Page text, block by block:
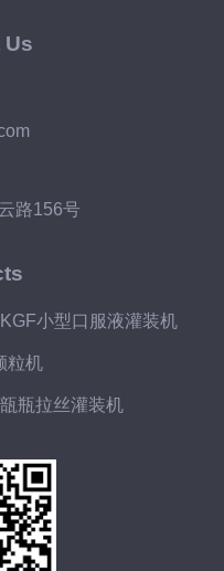
Us
路156号
KGF小型口服液灌装机
粒机
瓶拉丝灌装机